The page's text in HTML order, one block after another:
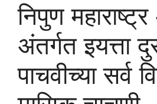
निपुण
अंतर्गत इयत्ता
पाचवीच्या सर्व